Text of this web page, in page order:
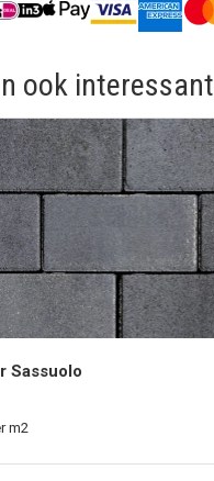
ook interessant
Sassuolo
m2